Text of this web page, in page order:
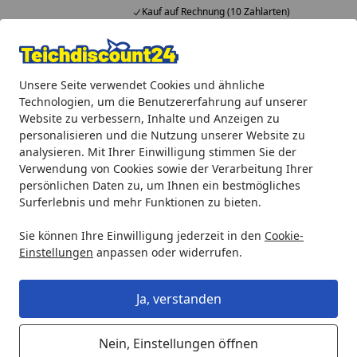
Unsere Seite verwendet Cookies und ähnliche
Technologien, um die Benutzererfahrung auf unserer
Website zu verbessern, Inhalte und Anzeigen zu
personalisieren und die Nutzung unserer Website zu
analysieren. Mit Ihrer Einwilligung stimmen Sie der
Verwendung von Cookies sowie der Verarbeitung Ihrer
persönlichen Daten zu, um Ihnen ein bestmögliches
Surferlebnis und mehr Funktionen zu bieten.
Sie können Ihre Einwilligung jederzeit in den Cookie-
Einstellungen anpassen oder widerrufen.
Ja, verstanden
Nein, Einstellungen öffnen
Kauf auf Rechnung (10 Zahlarten)
Alle Produkte
Mein Konto
Suchen
Startseite
Heissner Unterteil Aqua Craft, Aqua Jet groß (ET30-P1512)
Heissner Unterteil Aqua Craft, Aqua
Jet groß (ET30-P1512) (ET30-P1512)